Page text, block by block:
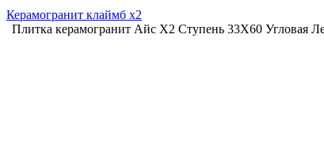
Керамогранит клаймб x2
Плитка керамогранит Айс Х2 Ступень 33X60 Угловая